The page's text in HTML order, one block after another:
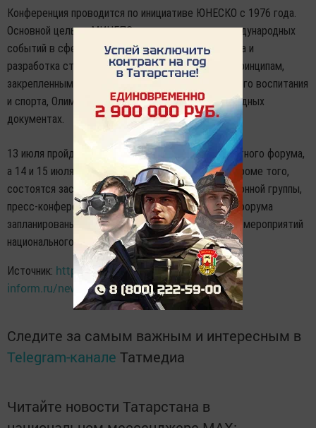
Конференция проводится по инициативе ЮНЕСКО с 1976 года.
Основной целью «МИНЕПС» является оценка международных
событий в сфере физического воспитания и спорта и
разработка стратегий, которые соответствуют принципам,
закрепленным в международной хартии физического воспитания
и спорта, Олимпийской хартии и других международных
документах.
13 июля пройдут параллельные заседания экспертного форума,
а 14 и 15 июля состоятся пленарные заседания. Кроме того,
состоятся заседания бюро конференции, редакционной группы,
пресс-конференции и работа выставки. В рамках форума
запланированы официальные приемы и посещение мероприятий
национального татарского праздника Сабантуй.
Источник: http://www.tatar-
inform.ru/news/kazan/2017/07/10/560941/
Следите за самым важным и интересным в
Telegram-канале Татмедиа
Читайте новости Татарстана в